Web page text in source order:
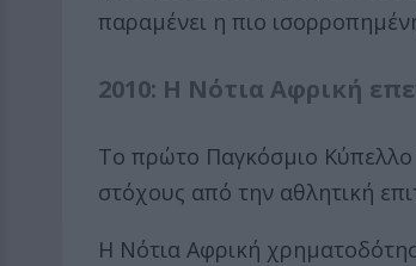
παραμένει η πιο
2010: Η Νότια Αφρική
Το πρώτο Παγκόσμιο Κύπελλο
στόχους από την αθλητική
Η Νότια Αφρική